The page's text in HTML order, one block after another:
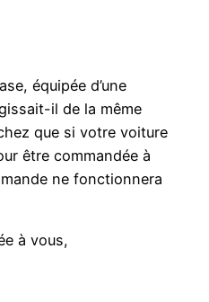
équipée d’une
il de la même
que si votre voiture
être commandée à
ne fonctionnera
à vous,